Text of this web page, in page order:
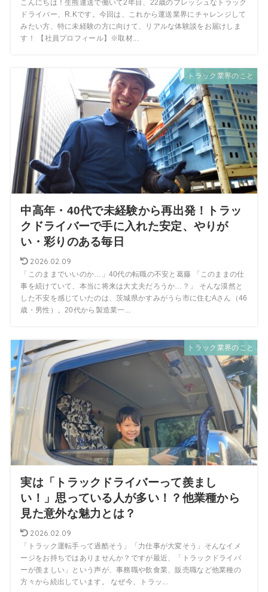
こんにちは！生熊運送で働いて2年目、22歳のフレッシュなトラック
ドライバー、R.Kです。今回は、これから運送業界にチャレンジして
みたい方、特に未経験の方に向けて、リアルな体験談をお届けしま
す！ 【社員プロフィール】※取材...
トラック業界のこと
中高年・40代で未経験から再出発！トラッ
クドライバーで手に入れた安定、やりが
い・彩りのある毎日
2026.02.09
「このままでいいのか…」40代の転職の不安と葛藤 「このままの仕
事を続けていて、本当に将来は大丈夫だろうか…？」 そんな漠然と
した不安を感じていたのは、茨城県かすみがうら市に住むAさん（46
歳・男性）。20代から製造業一...
トラック業界のこと
実は「トラックドライバーって羨まし
い！」思っている人が多い！？他業種から
見た意外な魅力とは？
2026.02.09
「トラック運転手って過酷そう」「力仕事が大変そう」そんなイメ
ージをお持ちではありませんか？ですが最近、「トラックドライバ
ーが羨ましい」という声が、事務職や飲食業、販売職など他業種の
方々から続出しています。 なぜ今、トラッ...